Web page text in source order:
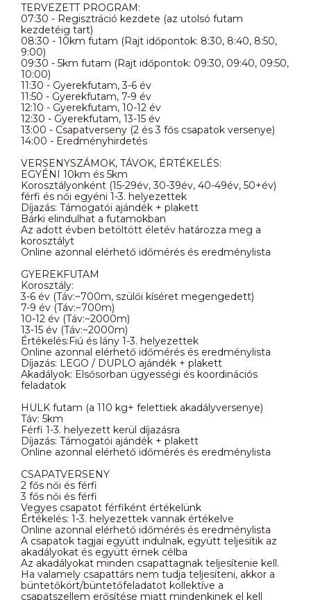
TERVEZETT PROGRAM:
07:30 - Regisztráció kezdete (az utolsó futam
kezdetéig tart)
08:30 - 10km futam (Rajt időpontok: 8:30, 8:40, 8:50,
9:00)
09:30 - 5km futam (Rajt időpontok: 09:30, 09:40, 09:50,
10:00)
11:30 - Gyerekfutam, 3-6 év
11:50 - Gyerekfutam, 7-9 év
12:10 - Gyerekfutam, 10-12 év
12:30 - Gyerekfutam, 13-15 év
13:00 - Csapatverseny (2 és 3 fős csapatok versenye)
14:00 - Eredményhirdetés
VERSENYSZÁMOK, TÁVOK, ÉRTÉKELÉS:
EGYÉNI 10km és 5km
Korosztályonként (15-29év, 30-39év, 40-49év, 50+év)
férfi és női egyéni 1-3. helyezettek
Díjazás: Támogatói ajándék + plakett
Bárki elindulhat a futamokban
Az adott évben betöltött életév határozza meg a
korosztályt
Online azonnal elérhető időmérés és eredménylista
GYEREKFUTAM
Korosztály:
3-6 év (Táv:~700m, szülői kíséret megengedett)
7-9 év (Táv:~700m)
10-12 év (Táv:~2000m)
13-15 év (Táv:~2000m)
Értékelés:Fiú és lány 1-3. helyezettek
Online azonnal elérhető időmérés és eredménylista
Díjazás: LEGO / DUPLO ajándék + plakett
Akadályok: Elsősorban ügyességi és koordinációs
feladatok
HULK futam (a 110 kg+ felettiek akadályversenye)
Táv: 5km
Férfi 1-3. helyezett kerül díjazásra
Díjazás: Támogatói ajándék + plakett
Online azonnal elérhető időmérés és eredménylista
CSAPATVERSENY
2 fős női és férfi
3 fős női és férfi
Vegyes csapatot férfiként értékelünk
Értékelés: 1-3. helyezettek vannak értékelve
Online azonnal elérhető időmérés és eredménylista
A csapatok tagjai együtt indulnak, együtt teljesítik az
akadályokat és együtt érnek célba
Az akadályokat minden csapattagnak teljesítenie kell.
Ha valamely csapattárs nem tudja teljesíteni, akkor a
büntetőkört/büntetőfeladatot kollektíve a
csapatszellem erősítése miatt mindenkinek el kell